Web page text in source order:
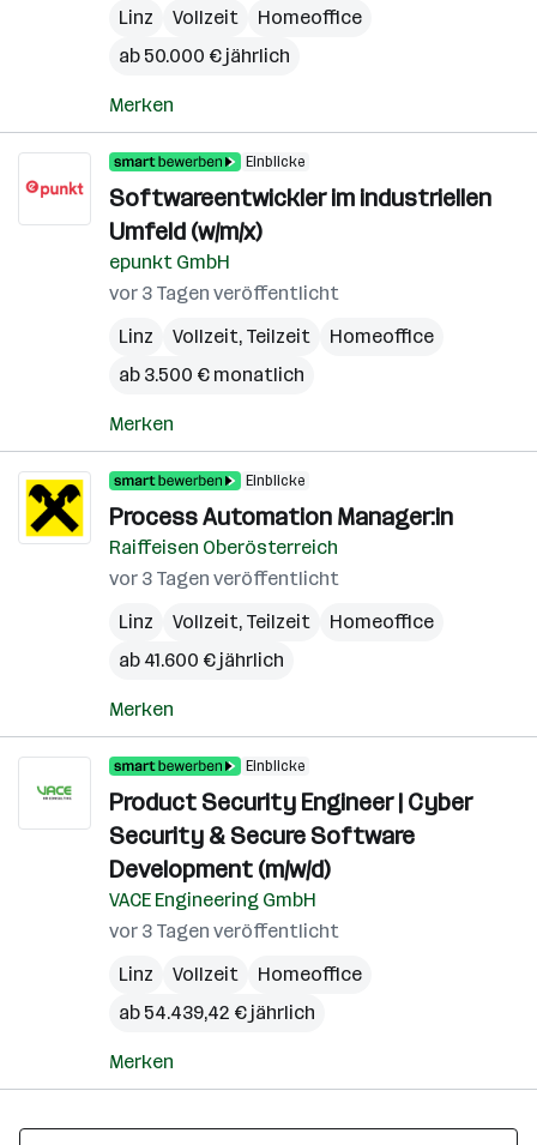
Linz
Vollzeit
Homeoffice
ab 50.000 € jährlich
Merken
Einblicke
Softwareentwickler im industriellen
Umfeld (w/m/x)
epunkt GmbH
vor 3 Tagen veröffentlicht
Linz
Vollzeit, Teilzeit
Homeoffice
ab 3.500 € monatlich
Merken
Einblicke
Process Automation Manager:in
Raiffeisen Oberösterreich
vor 3 Tagen veröffentlicht
Linz
Vollzeit, Teilzeit
Homeoffice
ab 41.600 € jährlich
Merken
Einblicke
Product Security Engineer | Cyber
Security & Secure Software
Development (m/w/d)
VACE Engineering GmbH
vor 3 Tagen veröffentlicht
Linz
Vollzeit
Homeoffice
ab 54.439,42 € jährlich
Merken